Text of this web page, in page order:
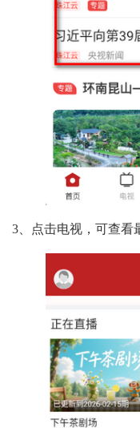
3、点击电视，可查看